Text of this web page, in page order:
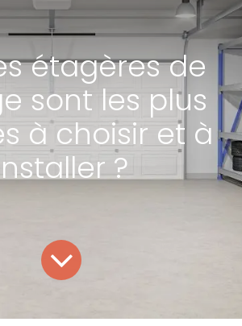
étagères de
sont les plus
à choisir et à
?